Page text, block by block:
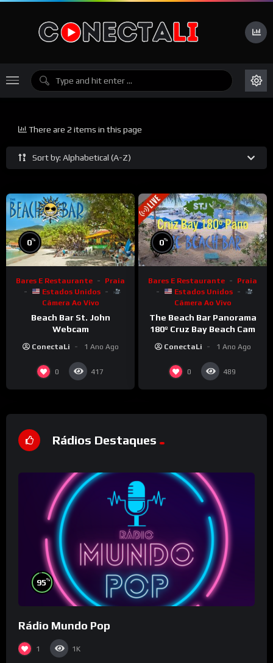
Sort by: Alphabetical (A-Z)
There are 2 items in this page
0%
Bares E Restaurante
Praia
Estados Unidos
Câmera Ao Vivo
Beach Bar St. John
Webcam
ConectaLi 1 Ano Ago
0 417
0%
Bares E Restaurante
Praia
Estados Unidos
Câmera Ao Vivo
The Beach Bar Panorama
180º Cruz Bay Beach Cam
ConectaLi 1 Ano Ago
0 489
Rádios Destaques
95%
Rádio Mundo Pop
1 1K